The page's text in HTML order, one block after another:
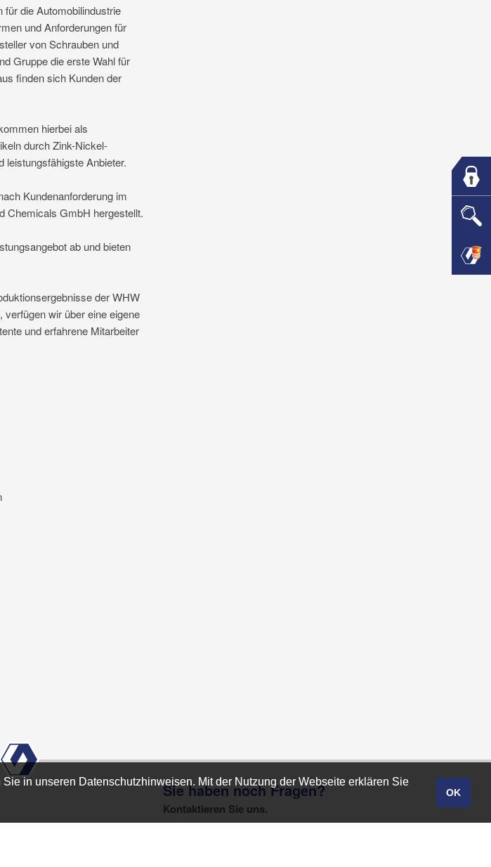
in unseren Datenschutzhinweisen. Mit der Nutzung der Webseite erklären Sie
OK
in unseren Datenschutzhinweisen. Mit der Nutzung der Webseite erklären Sie
OK
für die Automobilindustrie
und Anforderungen für
von Schrauben und
Gruppe die erste Wahl für
finden sich Kunden der
hierbei als
durch Zink-Nickel-
leistungsfähigste Anbieter.
Kundenanforderung im
Chemicals GmbH hergestellt.
ab und bieten
der WHW
wir über eine eigene
und erfahrene Mitarbeiter
Sie haben noch Fragen?
Kontaktieren Sie uns.